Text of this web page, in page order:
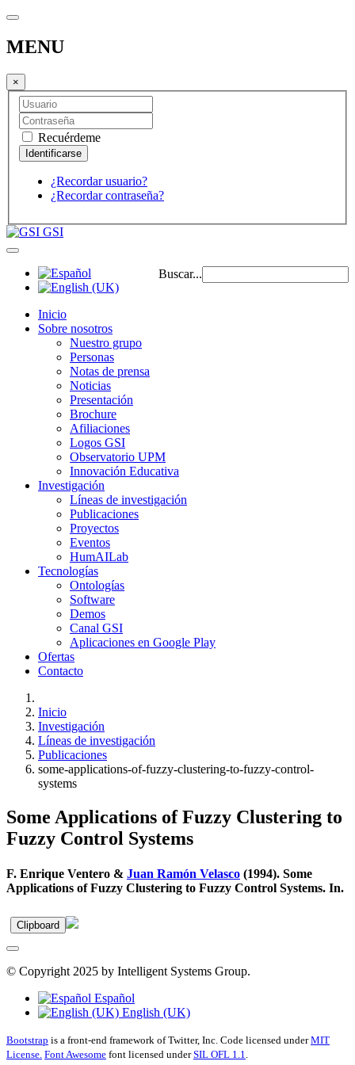
MENU
×
Recuérdeme
¿Recordar usuario?
¿Recordar contraseña?
GSI
Buscar...
Inicio
Sobre nosotros
Nuestro grupo
Personas
Notas de prensa
Noticias
Presentación
Brochure
Afiliaciones
Logos GSI
Observatorio UPM
Innovación Educativa
Investigación
Líneas de investigación
Publicaciones
Proyectos
Eventos
HumAILab
Tecnologías
Ontologías
Software
Demos
Canal GSI
Aplicaciones en Google Play
Ofertas
Contacto
Inicio
Investigación
Líneas de investigación
Publicaciones
some-applications-of-fuzzy-clustering-to-fuzzy-control-
systems
Some Applications of Fuzzy Clustering to
Fuzzy Control Systems
F. Enrique Ventero & Juan Ramón Velasco (1994). Some
Applications of Fuzzy Clustering to Fuzzy Control Systems. In.
Clipboard
© Copyright 2025 by Intelligent Systems Group.
Español
English (UK)
Bootstrap is a front-end framework of Twitter, Inc. Code licensed underMIT
License. Font Awesome font licensed underSIL OFL 1.1